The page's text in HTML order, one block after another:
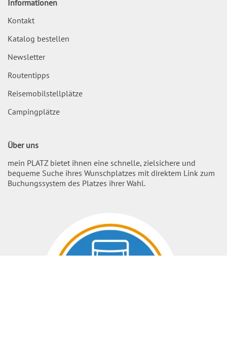
Informationen
Kontakt
Katalog bestellen
Newsletter
Routentipps
Reisemobilstellplätze
Campingplätze
Über uns
mein PLATZ bietet ihnen eine schnelle, zielsichere und
bequeme Suche ihres Wunschplatzes mit direktem Link zum
Buchungssystem des Platzes ihrer Wahl.